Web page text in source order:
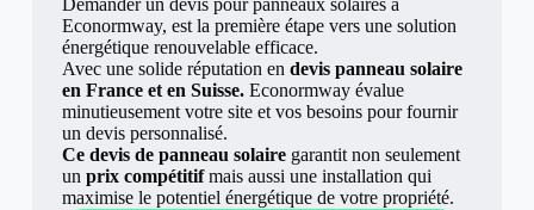
Demander un devis pour panneaux solaires à
Econormway, est la première étape vers une solution
énergétique renouvelable efficace.
Avec une solide réputation en devis panneau solaire
en France et en Suisse.Econormway évalue
minutieusement votre site et vos besoins pour fournir
un devis personnalisé.
Ce devis de panneau solairegarantit non seulement
un prix compétitifmais aussi une installation qui
maximise le potentiel énergétique de votre propriété.